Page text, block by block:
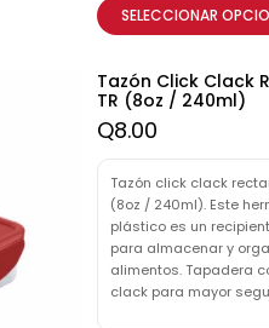
SELECCIONAR
Tazón Click Clack
TR (8oz / 240ml)
Q8.00
Tazón click clack
(8oz / 240ml). Este
plástico es un
para almacenar y
alimentos. Tapadera
clack para mayor